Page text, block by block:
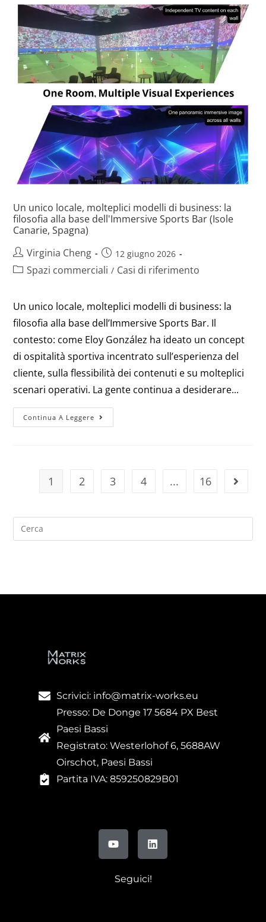
Un unico locale, molteplici modelli di business: la
filosofia alla base dell'Immersive Sports Bar (Isole
Canarie, Spagna)
Virginia Cheng
12 giugno 2026
Spazi commerciali / Casi di riferimento
Un unico locale, molteplici modelli di business: la
filosofia alla base dell’Immersive Sports Bar. Il
contesto: come Eloy González ha ideato un concept
di ospitalità sportiva incentrato sull’esperienza del
cliente, sulla flessibilità dei contenuti e su molteplici
scenari operativi. La gente continua a desiderare...
Continua A Leggere
1 2 3 4 ... 16
Scrivici: info@matrix-works.eu
Presso: De Donge 17 5684 PX Best
Paesi Bassi
Registrato: Westerlohof 6, 5688AW
Oirschot, Paesi Bassi
Partita IVA: 859250829B01
Seguici!